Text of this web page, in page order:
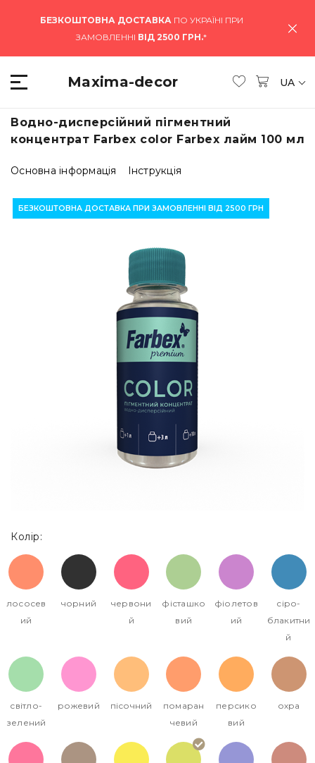
БЕЗКОШТОВНА ДОСТАВКАПО УКРАЇНІ ПРИ
ЗАМОВЛЕННІ ВІД 2500 ГРН.*
Maxima-decor UA
Водно-дисперсійний пігментний
концентрат Farbex color Farbex лайм 100 мл
Основна інформація Інструкція
БЕЗКОШТОВНА ДОСТАВКА ПРИ ЗАМОВЛЕННІ ВІД 2500 ГРН
Колір:
лососев
ий
чорний
червони
й
фісташко
вий
фіолетов
ий
сіро-
блакитни
й
світло-
зелений
рожевий пісочний
помаран
чевий
персико
вий
охра